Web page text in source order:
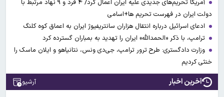
آمریکا تحریم‌های جدیدی علیه ایران اعمال کرد/ ۴ فرد و ۹ نهاد مرتبط با
دولت ایران در فهرست تحریم ها+اسامی
ادعای اسرائیل درباره انتقال هزاران سانتریفیوژ ایران به اعماق کوه کلنگ
ترامپ، با ذکر «الحمدالله» ایران را تهدید به بمباران گسترده کرد
وزارت دادگستری: طرح ترور ترامپ، جی‌دی ونس، نتانیاهو و ایلان ماسک را
خنثی کردیم
آخرین اخبار آرشیو